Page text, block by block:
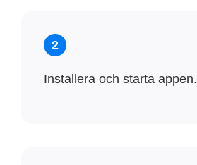
2
Installera och starta appen.